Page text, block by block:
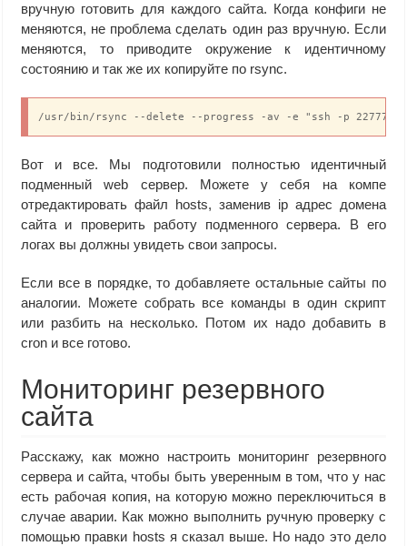
вручную готовить для каждого сайта. Когда конфиги не
меняются, не проблема сделать один раз вручную. Если
меняются, то приводите окружение к идентичному
состоянию и так же их копируйте по rsync.
/usr/bin/rsync --delete --progress -av -e "ssh -p 22777"
Вот и все. Мы подготовили полностью идентичный
подменный web сервер. Можете у себя на компе
отредактировать файл hosts, заменив ip адрес домена
сайта и проверить работу подменного сервера. В его
логах вы должны увидеть свои запросы.
Если все в порядке, то добавляете остальные сайты по
аналогии. Можете собрать все команды в один скрипт
или разбить на несколько. Потом их надо добавить в
cron и все готово.
Мониторинг резервного
сайта
Расскажу, как можно настроить мониторинг резервного
сервера и сайта, чтобы быть уверенным в том, что у нас
есть рабочая копия, на которую можно переключиться в
случае аварии. Как можно выполнить ручную проверку с
помощью правки hosts я сказал выше. Но надо это дело